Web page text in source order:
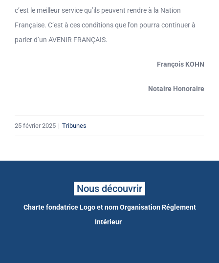
c’est le meilleur service qu’ils peuvent rendre à la Nation
Française. C’est à ces conditions que l’on pourra continuer à
parler d’un AVENIR FRANÇAIS.
François KOHN
Notaire Honoraire
25 février 2025 | Tribunes
Nous découvrir
Charte fondatrice Logo et nom Organisation Réglement
Intérieur